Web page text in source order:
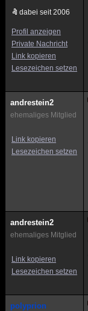
dabei seit 2006
Profil anzeigen
Private Nachricht
Link kopieren
Lesezeichen setzen
andrestein2
ehemaliges Mitglied
Link kopieren
Lesezeichen setzen
andrestein2
ehemaliges Mitglied
Link kopieren
Lesezeichen setzen
polyprion